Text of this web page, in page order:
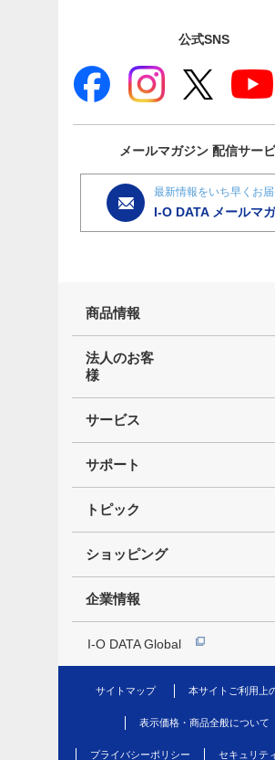
公式SNS
メールマガジン 配信サー
最新情報をいち早くお届
I-O DATA メールマ
商品情報
法人のお客
様
サービス
サポート
トピック
ショッピング
企業情報
I-O DATA Global
サイトマップ 本サイトご利用上
表示価格・商品全般について
プライバシーポリシー セキュリテ